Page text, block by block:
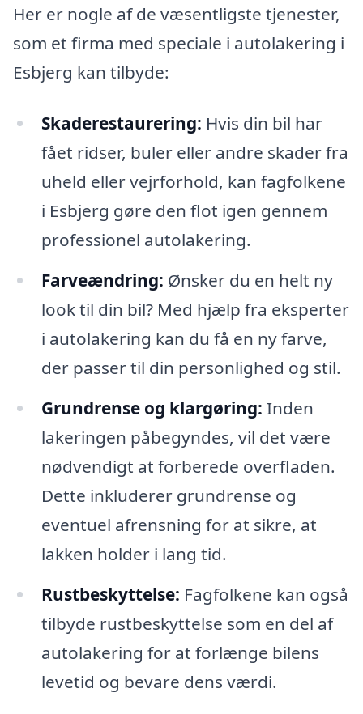
Her er nogle af de væsentligste tjenester,
som et firma med speciale i autolakering i
Esbjerg kan tilbyde:
Skaderestaurering: Hvis din bil har
fået ridser, buler eller andre skader fra
uheld eller vejrforhold, kan fagfolkene
i Esbjerg gøre den flot igen gennem
professionel autolakering.
Farveændring: Ønsker du en helt ny
look til din bil? Med hjælp fra eksperter
i autolakering kan du få en ny farve,
der passer til din personlighed og stil.
Grundrense og klargøring: Inden
lakeringen påbegyndes, vil det være
nødvendigt at forberede overfladen.
Dette inkluderer grundrense og
eventuel afrensning for at sikre, at
lakken holder i lang tid.
Rustbeskyttelse: Fagfolkene kan også
tilbyde rustbeskyttelse som en del af
autolakering for at forlænge bilens
levetid og bevare dens værdi.